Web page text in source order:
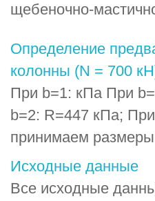
щебеночно-
Определение
колонны (N = 700
При b=1: кПа При
b=2: R=447 кПа;
принимаем
Исходные данные
Все исходные